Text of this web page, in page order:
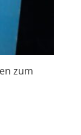
zum